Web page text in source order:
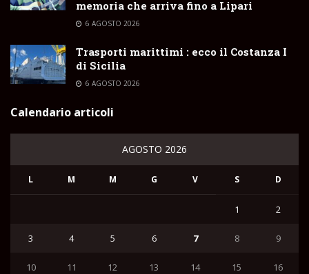
memoria che arriva fino a Lipari
6 AGOSTO 2026
Trasporti marittimi : ecco il Costanza I
di Sicilia
6 AGOSTO 2026
Calendario articoli
AGOSTO 2026
L M M G V S D
1 2
3 4 5 6 7 8 9
10 11 12 13 14 15 16